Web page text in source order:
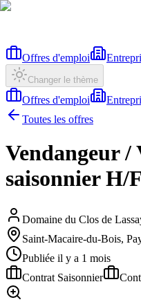
Offres d'emploi
Changer le thème
Offres d'emploi
Toutes les offres
Vendangeur /
saisonnier H/F
Domaine du Clos de
Saint-Macaire-du-Bois,
Publiée il y a 1 mois
Contrat Saisonnier